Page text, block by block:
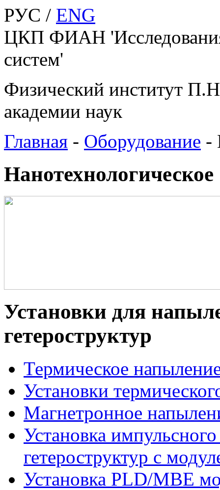
РУС / ENG
ЦКП ФИАН
систем'
Физический институт
академии наук
Главная - Оборудование -
Нанотехнологическое
Установки для
гетероструктур
Термическое
Установки
Магнетронное
Установка
гетероструктур с
Установка PLD/MBE